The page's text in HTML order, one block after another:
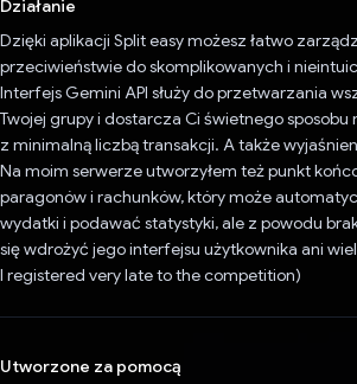
Działanie
Dzięki aplikacji Split easy możesz łatwo
przeciwieństwie do skomplikowanych i
Interfejs Gemini API służy do przetwarzania
Twojej grupy i dostarcza Ci świetnego sposobu
z minimalną liczbą transakcji. A także
Na moim serwerze utworzyłem też punkt
paragonów i rachunków, który może
wydatki i podawać statystyki, ale z powodu
się wdrożyć jego interfejsu użytkownika ani
I registered very late to the competition)
Utworzone za pomocą